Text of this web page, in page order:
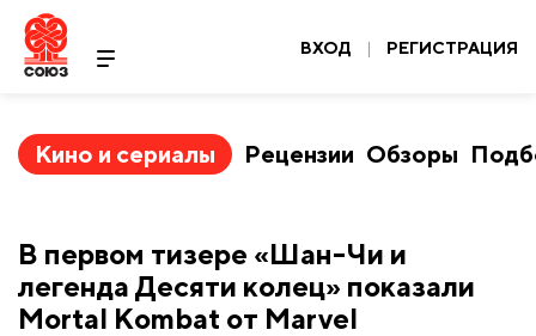
ВХОД | РЕГИСТРАЦИЯ
Кино и сериалы Рецензии Обзоры
В первом тизере «Шан-Чи и
легенда Десяти колец» показали
Mortal Kombat от Marvel